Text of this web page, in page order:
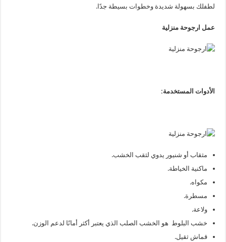
لطفلك بسهولة شديدة وخطوات بسيطة جدًا.
عمل ارجوحة منزلية
الأدوات المستخدمة:
مثقاب أو شنيور يدوي لثقب الخشب.
ماكنية الخياطة.
مكواه.
مسطرة.
ولاعة.
خشب البلوط هو الخشب الصلب الذي يعتبر أكثر أمانًا لدعم الوزن.
قماش ثقيل.